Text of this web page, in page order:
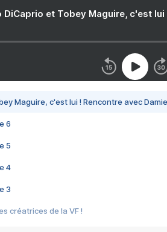
DiCaprio et Tobey Maguire, c'est
Maguire, c'est lui ! Rencontre avec
6
5
4
3
créatrices de la VF !